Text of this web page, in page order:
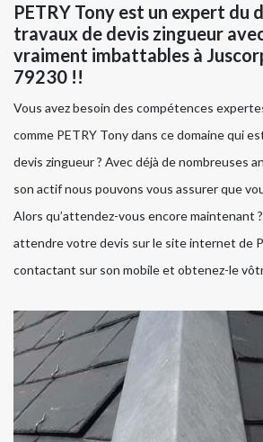
PETRY Tony est un expert du
travaux de devis zingueur
vraiment imbattables à
79230 !!
Vous avez besoin des compétences
comme PETRY Tony dans ce domaine qui
devis zingueur ? Avec déjà de nombreuses
son actif nous pouvons vous assurer que
Alors qu’attendez-vous encore maintenant
attendre votre devis sur le site internet de
contactant sur son mobile et obtenez-le